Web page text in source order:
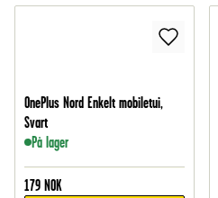
OnePlus Nord Enkelt mobiletui,
Svart
På lager
179 NOK